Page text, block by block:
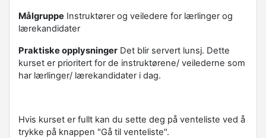
Målgruppe Instruktører og veiledere for lærlinger og
lærekandidater
Praktiske opplysninger Det blir servert lunsj. Dette
kurset er prioritert for de instruktørene/ veilederne som
har lærlinger/ lærekandidater i dag.
Hvis kurset er fullt kan du sette deg på venteliste ved å
trykke på knappen "Gå til venteliste".